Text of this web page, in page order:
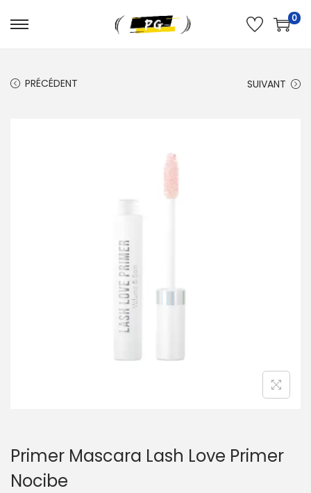
0
PRÉCÉDENT SUIVANT
Primer Mascara Lash Love Primer
Nocibe